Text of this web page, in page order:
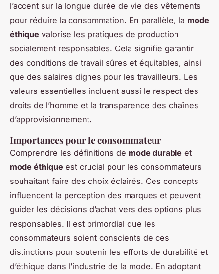
l’accent sur la longue durée de vie des vêtements
pour réduire la consommation. En parallèle, la mode
éthique valorise les pratiques de production
socialement responsables. Cela signifie garantir
des conditions de travail sûres et équitables, ainsi
que des salaires dignes pour les travailleurs. Les
valeurs essentielles incluent aussi le respect des
droits de l’homme et la transparence des chaînes
d’approvisionnement.
Importances pour le consommateur
Comprendre les définitions de mode durable et
mode éthique est crucial pour les consommateurs
souhaitant faire des choix éclairés. Ces concepts
influencent la perception des marques et peuvent
guider les décisions d’achat vers des options plus
responsables. Il est primordial que les
consommateurs soient conscients de ces
distinctions pour soutenir les efforts de durabilité et
d’éthique dans l’industrie de la mode. En adoptant